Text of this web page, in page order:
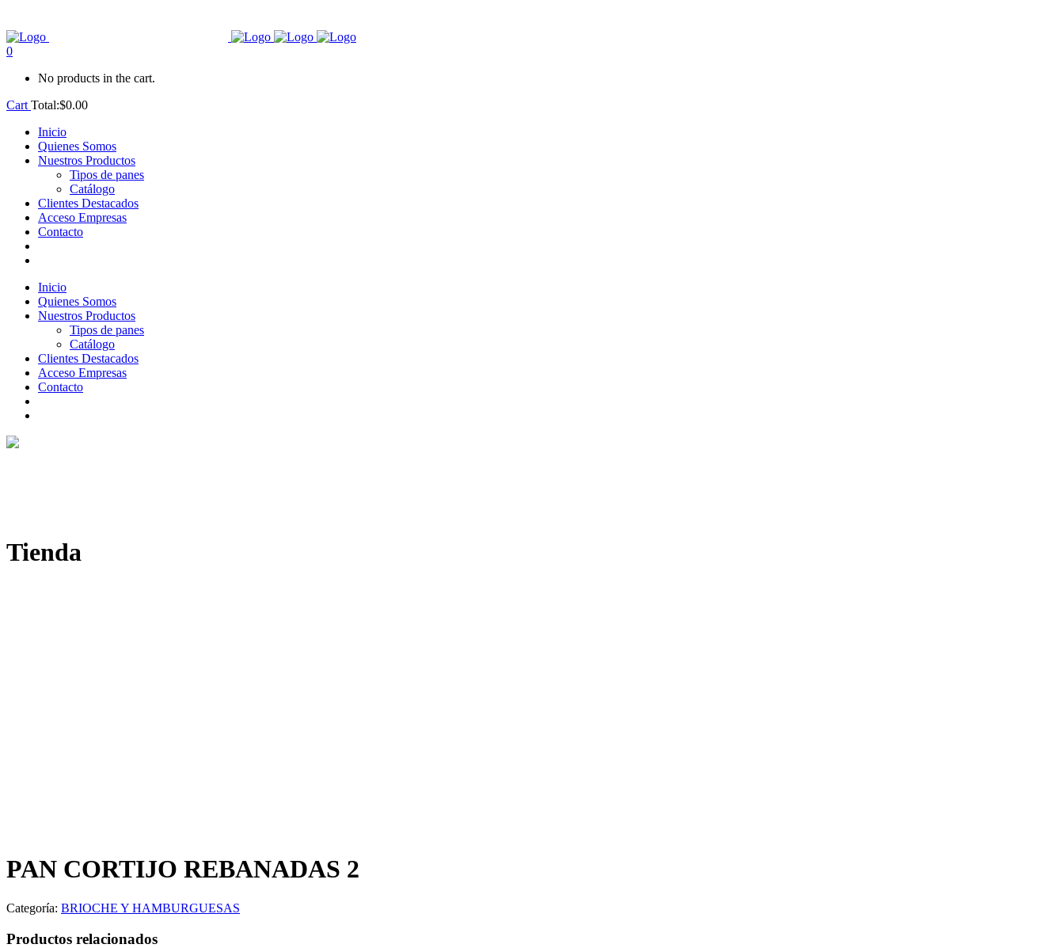
0
No products in the cart.
Cart Total:$0.00
Inicio
Quienes Somos
Nuestros Productos
Tipos de panes
Catálogo
Clientes Destacados
Acceso Empresas
Contacto
Inicio
Quienes Somos
Nuestros Productos
Tipos de panes
Catálogo
Clientes Destacados
Acceso Empresas
Contacto
Tienda
PAN CORTIJO REBANADAS 2
Categoría: BRIOCHE Y HAMBURGUESAS
Productos relacionados